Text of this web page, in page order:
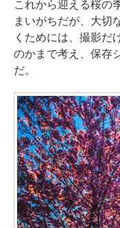
これから迎える桜の
まいがちだが、大切
くためには、撮影だ
のかまで考え、保存
だ。